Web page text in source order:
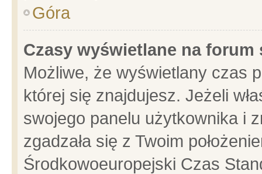
Góra
Czasy wyświetlane na forum
Możliwe, że wyświetlany czas
której się znajdujesz. Jeżeli
swojego panelu użytkownika i
zgadzała się z Twoim
Środkowoeuropejski Czas